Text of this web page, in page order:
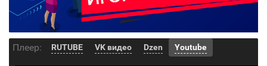
Плеер: RUTUBE VK видео Dzen Youtube